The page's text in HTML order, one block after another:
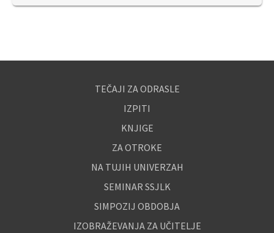
TEČAJI ZA ODRASLE
IZPITI
KNJIGE
ZA OTROKE
NA TUJIH UNIVERZAH
SEMINAR SSJLK
SIMPOZIJ OBDOBJA
IZOBRAŽEVANJA ZA UČITELJE